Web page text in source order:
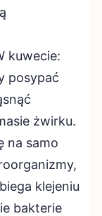
kuwecie:
posypać
żwirku.
na samo
klejeniu
bakterie